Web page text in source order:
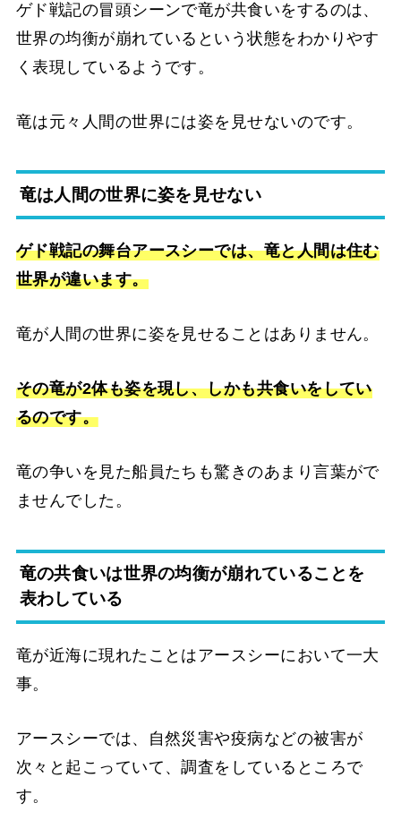
ゲド戦記の冒頭シーンで竜が共食いをするのは、
世界の均衡が崩れているという状態をわかりやす
く表現しているようです。
竜は元々人間の世界には姿を見せないのです。
竜は人間の世界に姿を見せない
ゲド戦記の舞台アースシーでは、竜と人間は住む
世界が違います。
竜が人間の世界に姿を見せることはありません。
その竜が2体も姿を現し、しかも共食いをしてい
るのです。
竜の争いを見た船員たちも驚きのあまり言葉がで
ませんでした。
竜の共食いは世界の均衡が崩れていることを
表わしている
竜が近海に現れたことはアースシーにおいて一大
事。
アースシーでは、自然災害や疫病などの被害が
次々と起こっていて、調査をしているところで
す。